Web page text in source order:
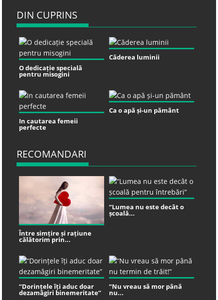
DIN CUPRINS
O dedicație specială
pentru misogini
Căderea luminii
In cautarea femeii
perfecte
Ca o apă și-un pământ
RECOMANDARI
Între simțire și rațiune
călătorim prin...
“Lumea nu este decât o
școală...
“Dorințele îți aduc doar
dezamăgiri binemeritate”
“Nu vreau să mor până
nu...